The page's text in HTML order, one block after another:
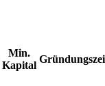
Min.
Kapital